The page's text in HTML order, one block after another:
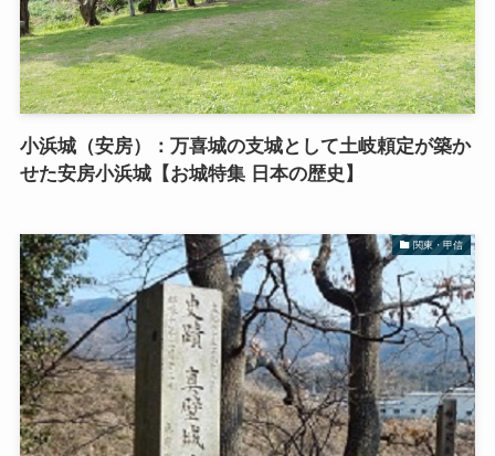
小浜城（安房）：万喜城の支城として土岐頼定が築か
せた安房小浜城【お城特集 日本の歴史】
関東・甲信